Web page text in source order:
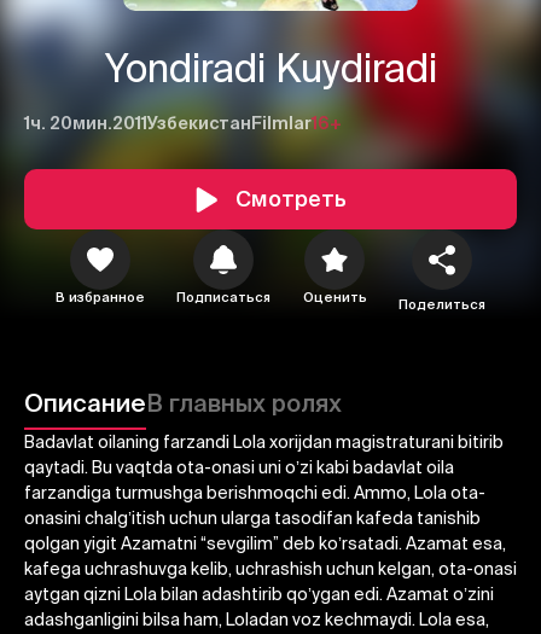
Yondiradi Kuydiradi
1ч. 20мин.2011Узбекистан Filmlar16+
Смотреть
В избранное Подписаться Оценить Поделиться
ОписаниеВ главных ролях
Badavlat oilaning farzandi Lola xorijdan magistraturani bitirib
qaytadi. Bu vaqtda ota-onasi uni oʼzi kabi badavlat oila
farzandiga turmushga berishmoqchi edi. Аmmo, Lola ota-
onasini chalgʼitish uchun ularga tasodifan kafeda tanishib
qolgan yigit Аzamatni “sevgilim” deb koʼrsatadi. Аzamat esa,
kafega uchrashuvga kelib, uchrashish uchun kelgan, ota-onasi
aytgan qizni Lola bilan adashtirib qoʼygan edi. Аzamat oʼzini
adashganligini bilsa ham, Loladan voz kechmaydi. Lola esa,
1
Отправить
Отменить Авторизоваться